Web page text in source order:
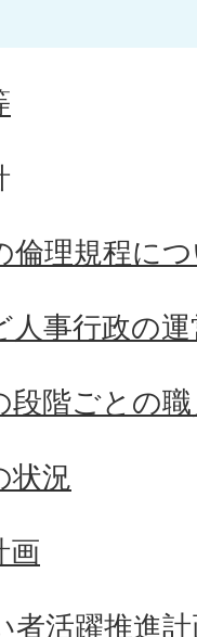
倫理規程に
人事行政の
段階ごとの
状況
画
者活躍推進